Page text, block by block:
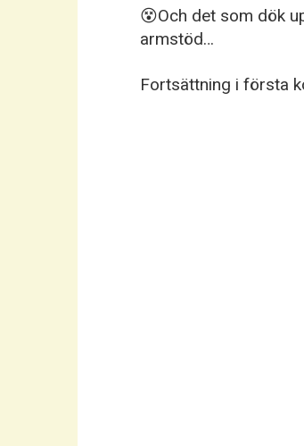
😵Och det som dök
armstöd…
Fortsättning i första